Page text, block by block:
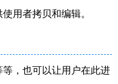
用者拷贝和编辑。
，也可以让用户在此进